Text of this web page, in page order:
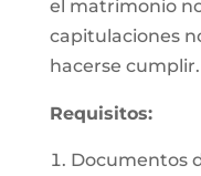
el matrimonio
capitulaciones
hacerse cumplir.
Requisitos:
Documentos